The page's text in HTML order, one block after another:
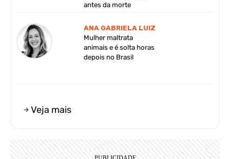
antes da morte
ANA GABRIELA LUIZ
Mulher maltrata
animais e é solta horas
depois no Brasil
Veja mais